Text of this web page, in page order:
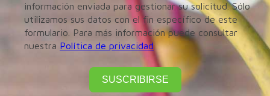
información enviada para gestionar su solicitud. Sólo
utilizamos sus datos con el fin específico de este
formulario. Para más información puede consultar
nuestra Política de privacidad
SUSCRIBIRSE